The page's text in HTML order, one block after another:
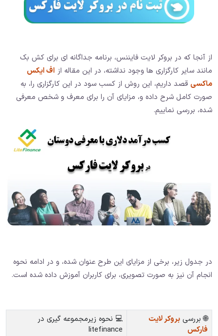
از آنجا که در بروکر لایت فایننس، برنامه جداگانه ای برای کش بک
مانند سایر کارگزاری ها وجود نداشته، در این مقاله از اف ایکس
ماکسی قصد داریم، این روش از کسب سود در این کارگزاری را، به
صورت کامل شرح داده و، مزایای آن را برای معرف و شخص معرفی
شده، بررسی نماییم.
در جدول زیر، برخی از مزایای این طرح عنوان شده، و در ادامه نحوه
انجام آن نیز به صورت تصویری، برای کاربران آموزش داده شده است.
🌐 بررسی بروکر لایت
فارکس
💻 نحوه زیرمجموعه گیری در
litefinance